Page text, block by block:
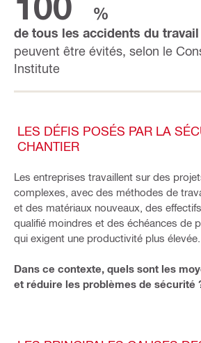
%
de tous les accidents du travail
peuvent être évités, selon le
Institute
LES DÉFIS POSÉS PAR LA
CHANTIER
Les entreprises travaillent sur des
complexes, avec des méthodes de
et des matériaux nouveaux, des
qualifié moindres et des échéances de
qui exigent une productivité plus élevée.
Dans ce contexte, quels sont les
et réduire les problèmes de sécurité